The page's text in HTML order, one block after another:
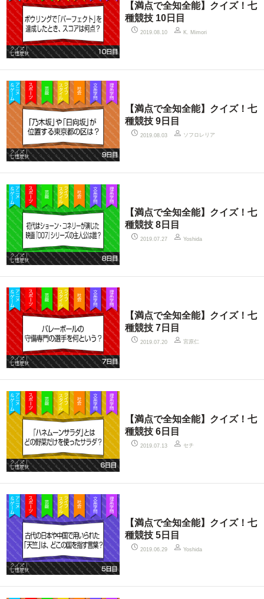
【満点で全知全能】クイズ！七
種競技 10日目
2019.08.10 K. Mimori
【満点で全知全能】クイズ！七
種競技 9日目
2019.08.03 ソフロレリア
【満点で全知全能】クイズ！七
種競技 8日目
2019.07.27 Yoshida
【満点で全知全能】クイズ！七
種競技 7日目
2019.07.20 宮原仁
【満点で全知全能】クイズ！七
種競技 6日目
2019.07.13 セチ
【満点で全知全能】クイズ！七
種競技 5日目
2019.06.29 Yoshida